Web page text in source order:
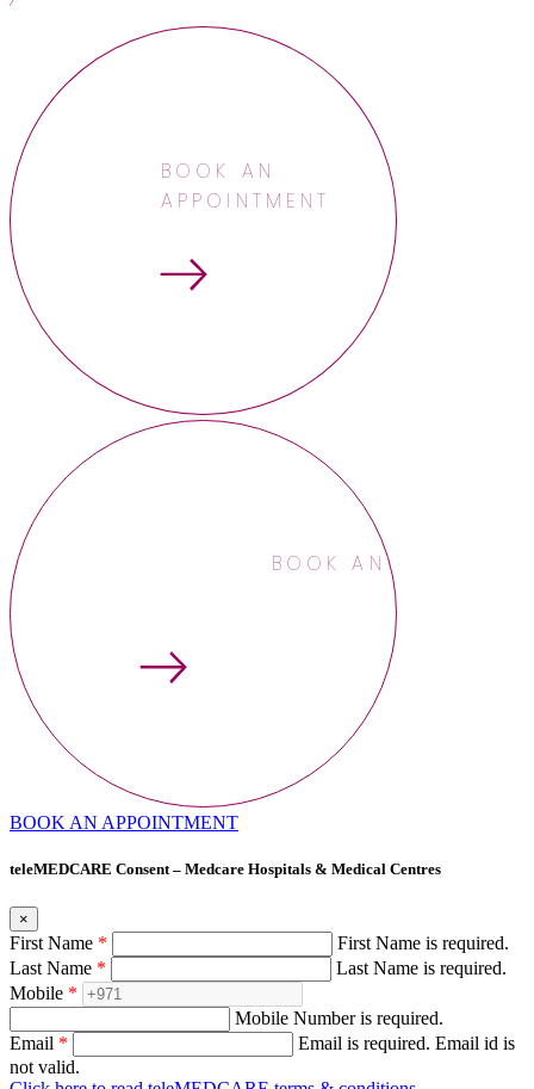
BOOK AN
APPOINTMENT
BOOK AN
BOOK AN APPOINTMENT
teleMEDCARE Consent – Medcare Hospitals & Medical Centres
×
First Name *
First Name is required.
Last Name *
Last Name is required.
Mobile *
Mobile Number is required.
Email * Email is required. Email id is
not valid.